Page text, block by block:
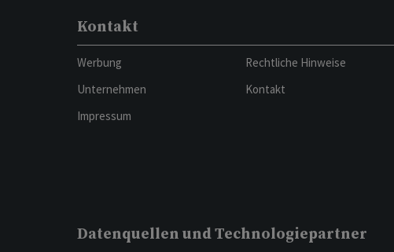
Kontakt
Werbung
Unternehmen
Impressum
Rechtliche Hinweise
Kontakt
Datenquellen und Technologiepartner